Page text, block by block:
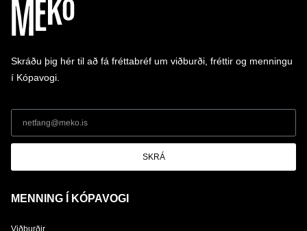
Skráðu þig hér til að fá fréttabréf um viðburði, fréttir og menningu
í Kópavogi.
SKRÁ
MENNING Í KÓPAVOGI